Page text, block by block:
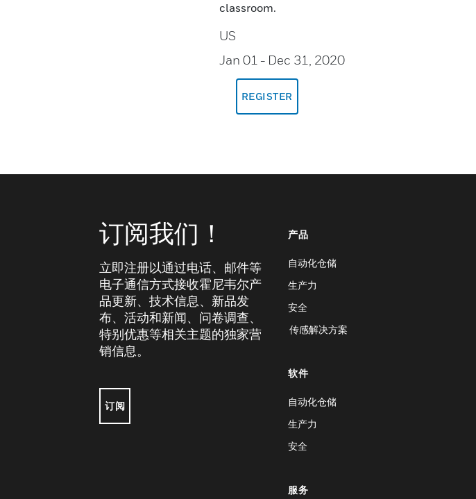
classroom.
US
Jan 01 - Dec 31, 2020
REGISTER
订阅我们！
立即注册以通过电话、邮件等
电子通信方式接收霍尼韦尔产
品更新、技术信息、新品发
布、活动和新闻、问卷调查、
特别优惠等相关主题的独家营
销信息。
订阅
产品
自动化仓储
生产力
安全
传感解决方案
软件
自动化仓储
生产力
安全
服务